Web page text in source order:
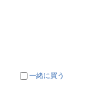
一緒に買う